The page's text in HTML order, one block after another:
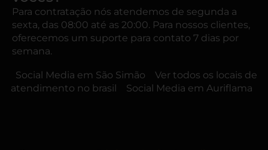
Para contratação nós atendemos de segunda a
sexta, das 08:00 até as 20:00. Para nossos clientes,
oferecemos um suporte para contato 7 dias por
semana.
Social Media em São Simão
Ver todos os locais de
atendimento no brasil
Social Media em Auriflama